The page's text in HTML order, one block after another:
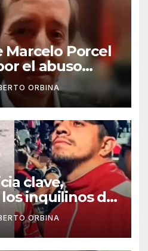
Marcelo Porcel
el abuso
del
Chico
ORBINA
clave,
inquilinos de
acusado
de Agostina
ORBINA